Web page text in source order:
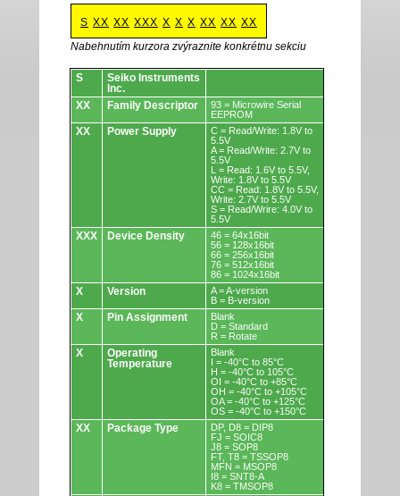
S XX XX XXX X X X XX XX XX
Nabehnutím kurzora zvýraznite konkrétnu sekciu
Obvody.
S
Seiko Instruments
Inc.
XX
Family Descriptor
93 = Microwire Serial
EEPROM
XX Power Supply
C = Read/Write: 1.8V to
5.5V
A = Read/Write: 2.7V to
5.5V
L = Read: 1.6V to 5.5V,
Write: 1.8V to 5.5V
CC = Read: 1.8V to 5.5V,
Write: 2.7V to 5.5V
S = Read/Wrire: 4.0V to
5.5V
XXX Device Density
46 = 64x16bit
56 = 128x16bit
66 = 256x16bit
76 = 512x16bit
86 = 1024x16bit
X Version
A = A-version
B = B-version
X Pin Assignment
Blank
D = Standard
R = Rotate
X
Operating
Temperature
Blank
I = -40°C to 85°C
H = -40°C to 105°C
OI = -40°C to +85°C
OH = -40°C to +105°C
OA = -40°C to +125°C
OS = -40°C to +150°C
XX Package Type
DP, D8 = DIP8
FJ = SOIC8
J8 = SOP8
FT, T8 = TSSOP8
MFN = MSOP8
I8 = SNT8-A
K8 = TMSOP8